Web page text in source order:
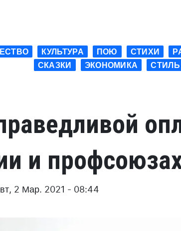
КУЛЬТУРА ПОЮ СТИХИ
СКАЗКИ
ЭКОНОМИКА СТИЛЬ
и
вт, 2 Мар. 2021 - 08:44